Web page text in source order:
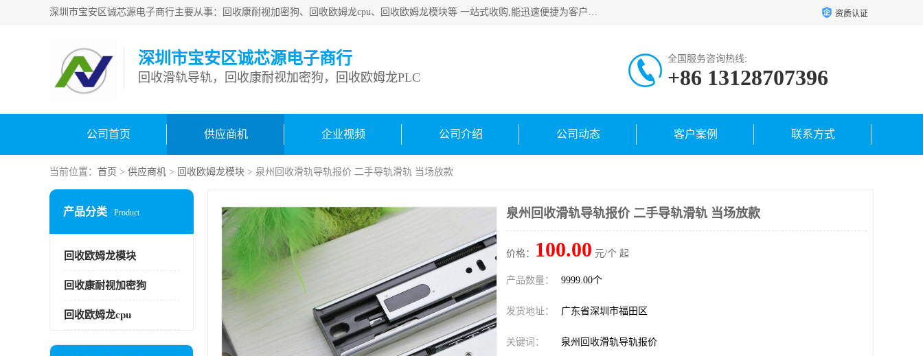
深圳市宝安区诚芯源电子商行主要从事：回收康耐视加密狗、回收欧姆龙cpu、回收欧姆龙模块等 一站式收购,能迅速便捷为客户消化库存、减少仓储、回笼资金，我们交易灵活方便，现金支付，价格优势合理，在业务方面赢得广大客户的一致好评 热情欢迎有库存需要处理的客户 请尽快联系我们 资质认证
深圳市宝安区诚芯源电子商行
回收滑轨导轨，回收康耐视加密狗，回收欧姆龙PLC
全国服务咨询热线:
+86 13128707396
公司首页 供应商机 企业视频 公司介绍 公司动态 客户案例 联系方式
当前位置： 首页 > 供应商机 > 回收欧姆龙模块 > 泉州回收滑轨导轨报价 二手导轨滑轨 当场放款
产品分类 Product
回收欧姆龙模块
回收康耐视加密狗
回收欧姆龙cpu
泉州回收滑轨导轨报价 二手导轨滑轨 当场放款
价格： 100.00 元/个 起
产品数量： 9999.00个
发货地址： 广东省深圳市福田区
关键词： 泉州回收滑轨导轨报价